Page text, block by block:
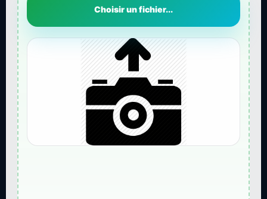
Choisir un fichier...